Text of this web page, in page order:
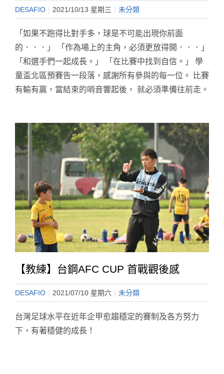
DESAFIO | 2021/10/13 星期三 | 未分類
「如果不跑得比對手多，球是不可能出現你前面
的．．．」 「作為場上的主角，必須更放得開．．．」
「和選手們一起成長。」 「在比賽中找到自信。」 學
童盃北區預賽告一段落，感謝所有參與的每一位。 比賽
有輸有贏，當結束的哨音響起後， 就必須準備往前走。
【教練】台鋼AFC CUP 首戰觀後感
DESAFIO | 2021/07/10 星期六 | 未分類
台灣足球水平在近年企甲愈趨穩定的賽制及各方努力
下，有著穩健的成長！